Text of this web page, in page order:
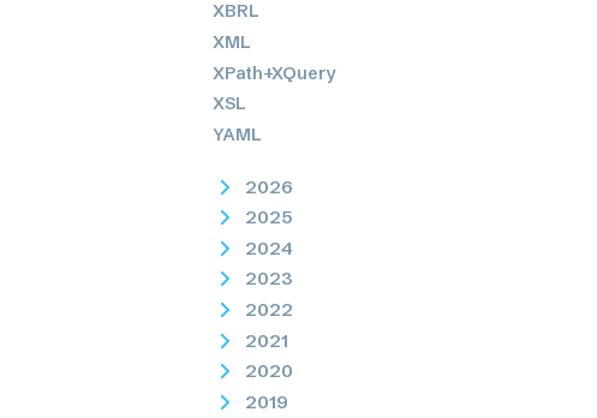
XBRL
XML
XPath+XQuery
XSL
YAML
2026
2025
2024
2023
2022
2021
2020
2019